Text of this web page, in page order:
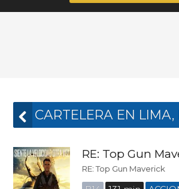
Preventas
CARTELERA EN LIMA,
RE: Top Gun
RE: Top Gun Maverick